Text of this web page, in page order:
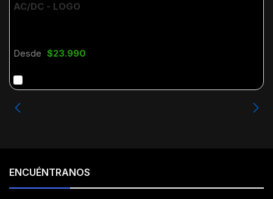
AC/DC - LOGO
Desde $23.990
ENCUÉNTRANOS